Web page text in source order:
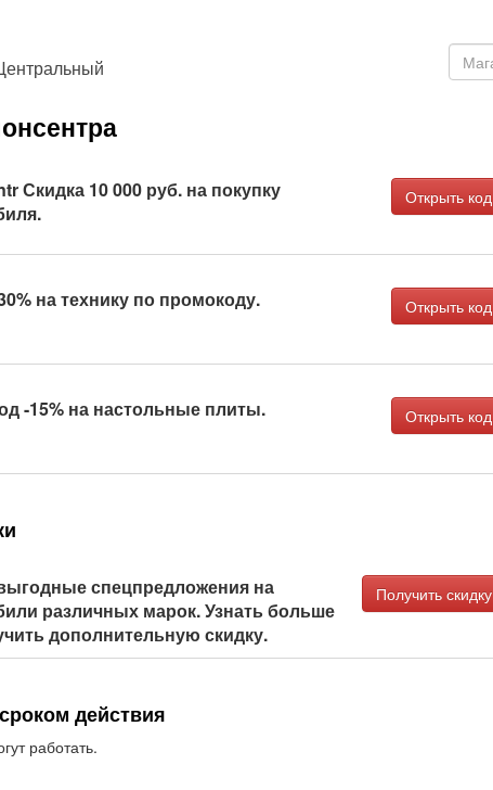
Скидка 10 000 руб. на покупку
Открыть код
на технику по промокоду. Открыть код
-15% на настольные плиты. Открыть код
спецпредложения на
различных марок. Узнать больше
дополнительную скидку.
Получить скидку
действия
работать.